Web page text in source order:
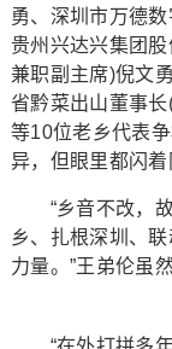
勇、深圳市万德
贵州兴达兴集团
兼职副主席)倪文
省黔菜出山董事
等10位老乡代表
异，但眼里都闪着
“乡音不改，故
乡、扎根深圳、
力量。”王弟伦虽